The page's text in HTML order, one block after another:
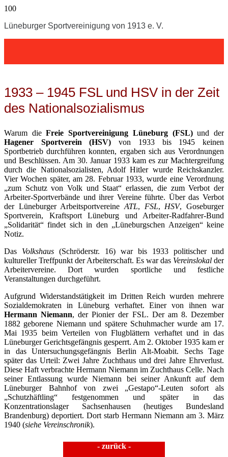
Lüneburger Sportvereinigung von 1913 e. V.
1933 – 1945 FSL und HSV in der Zeit
des Nationalsozialismus
Warum dieFreie Sportvereinigung Lüneburg (FSL)und der
Hagener Sportverein (HSV) von 1933 bis 1945 keinen
Sportbetrieb durchführen konnten, ergaben sich aus Verordnungen
und Beschlüssen. Am 30. Januar 1933 kam es zur Machtergreifung
durch die Nationalsozialisten, Adolf Hitler wurde Reichskanzler.
Vier Wochen später, am 28. Februar 1933, wurde eine Verordnung
„zum Schutz von Volk und Staat“ erlassen, die zum Verbot der
Arbeiter-Sportverbände und ihrer Vereine führte. Über das Verbot
der Lüneburger Arbeitsportvereine ATL, FSL, HSV, Goseburger
Sportverein, Kraftsport Lüneburg und Arbeiter-Radfahrer-Bund
„Solidarität“ findet sich in den „Lüneburgschen Anzeigen“ keine
Notiz.
Das Volkshaus (Schröderstr. 16) war bis 1933 politischer und
kultureller Treffpunkt der Arbeiterschaft. Es war das Vereinslokal der
Arbeitervereine. Dort wurden sportliche und festliche
Veranstaltungen durchgeführt.
Aufgrund Widerstandstätigkeit im Dritten Reich wurden mehrere
Sozialdemokraten in Lüneburg verhaftet. Einer von ihnen war
Hermann Niemann, der Pionier der FSL. Der am 8. Dezember
1882 geborene Niemann und spätere Schuhmacher wurde am 17.
Mai 1935 beim Verteilen von Flugblättern verhaftet und in das
Lüneburger Gerichtsgefängnis gesperrt. Am 2. Oktober 1935 kam er
in das Untersuchungsgefängnis Berlin Alt-Moabit. Sechs Tage
später das Urteil: Zwei Jahre Zuchthaus und drei Jahre Ehrverlust.
Diese Haft verbrachte Hermann Niemann im Zuchthaus Celle. Nach
seiner Entlassung wurde Niemann bei seiner Ankunft auf dem
Lüneburger Bahnhof von zwei „Gestapo“-Leuten sofort als
„Schutzhäftling“ festgenommen und später in das
Konzentrationslager Sachsenhausen (heutiges Bundesland
Brandenburg) deportiert. Dort starb Hermann Niemann am 3. März
1940 (siehe Vereinschronik).
- zurück -